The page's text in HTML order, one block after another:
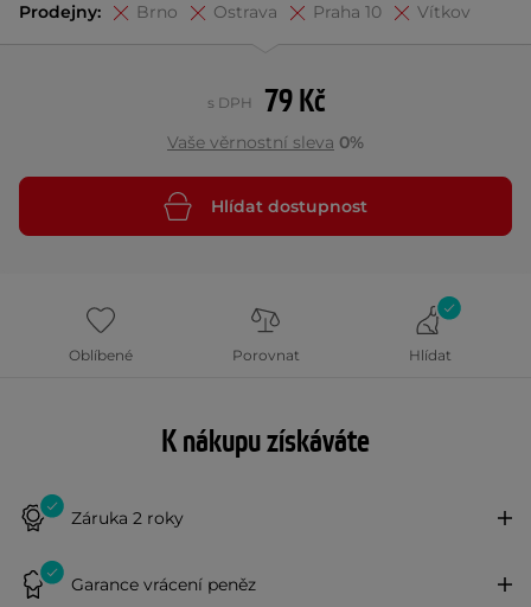
Prodejny: Brno Ostrava Praha 10 Vítkov
79 Kč
s DPH
Vaše věrnostní sleva 0%
Hlídat dostupnost
Oblíbené Porovnat Hlídat
K nákupu získáváte
Záruka 2 roky
Garance vrácení peněz